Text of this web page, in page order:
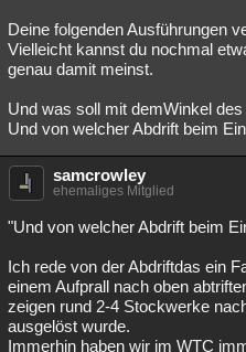
Deine folgenden Ausführungen
Vielleicht kannst du nochmal
genau damit meinst.
Und was soll mit demWinkel
Und von welcher Abdrift beim
samcrowley
ehemaliges Mitglied
"Und von welcher Abdrift beim
Ich rede von der Abdriftdas ein
einem Aufprall nach oben
zeigen rund 2-4 Stockwerke
ausgelöst wurde.
Immerhin haben wir im WTC